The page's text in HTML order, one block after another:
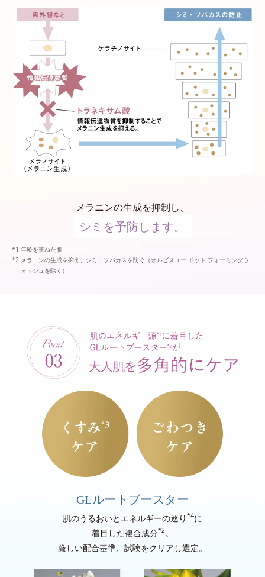
メラニンの生成を抑制し、
シミを予防します。
年齢を重ねた肌
メラニンの生成を抑え、シミ・ソバカスを防ぐ（オルビスユー ドット フォーミングウ
ォッシュを除く）
GLルートブースター
肌のうるおいとエネルギーの巡り *4に
着目した複合成分*2。
厳しい配合基準、試験をクリアし選定。